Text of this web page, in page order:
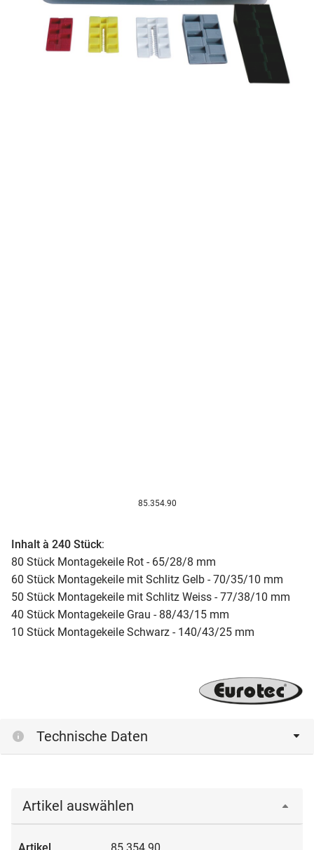
85.354.90
Inhalt à 240 Stück:
80 Stück Montagekeile Rot - 65/28/8 mm
60 Stück Montagekeile mit Schlitz Gelb - 70/35/10 mm
50 Stück Montagekeile mit Schlitz Weiss - 77/38/10 mm
40 Stück Montagekeile Grau - 88/43/15 mm
10 Stück Montagekeile Schwarz - 140/43/25 mm
Technische Daten
Artikel auswählen
85.354.90